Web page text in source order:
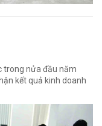
trong nửa đầu năm
kết quả kinh doanh